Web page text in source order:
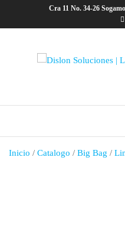
Cra 11 No. 34-26
Inicio / Catalogo / Big Bag /